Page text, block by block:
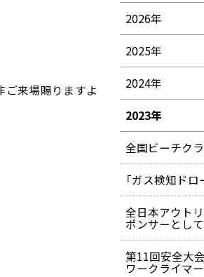
ご来場賜りますよ
2026年
2025年
2024年
2023年
全国ビーチク
「ガス検知ド
全日本アウト
ポンサーとし
第11回安全大
ワークライマ